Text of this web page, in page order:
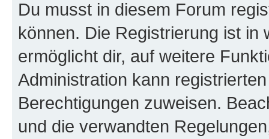
Du musst in diesem Forum
können. Die Registrierung ist in
ermöglicht dir, auf weitere
Administration kann
Berechtigungen zuweisen.
und die verwandten